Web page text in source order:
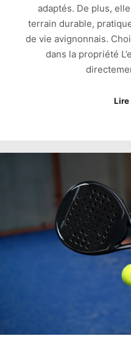
adaptés. De plus,
terrain durable,
de vie avignonnais.
dans la propriété
Lire